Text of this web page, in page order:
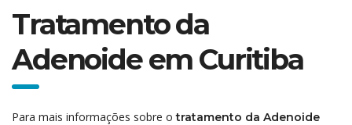
Tratamento da
Adenoide em Curitiba
Para mais informações sobre otratamento da Adenoide